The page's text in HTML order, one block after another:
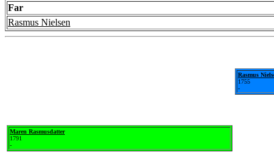
Far
Rasmus Nielsen
Maren Rasmusdatter
1791
-
Rasmus
1755
-